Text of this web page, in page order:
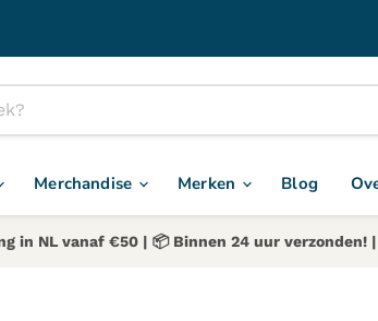
Merchandise Merken Blog
in NL vanaf €50 | 📦 Binnen 24 uur verzonden!